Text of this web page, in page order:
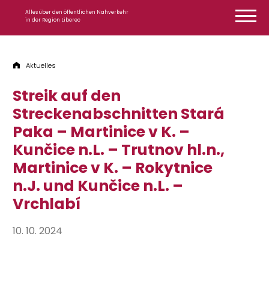
Alles über den öffentlichen Nahverkehr
in der Region Liberec
Aktuelles
Streik auf den
Streckenabschnitten Stará
Paka – Martinice v K. –
Kunčice n.L. – Trutnov hl.n.,
Martinice v K. – Rokytnice
n.J. und Kunčice n.L. –
Vrchlabí
10. 10. 2024